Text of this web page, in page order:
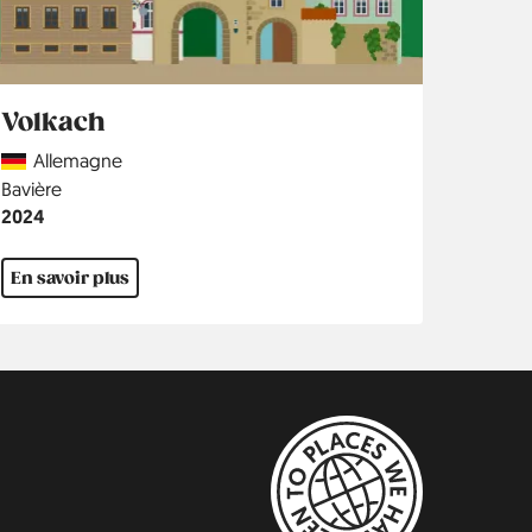
Volkach
CountryAllemagne
Région
Bavière
Année
2024
En savoir plus